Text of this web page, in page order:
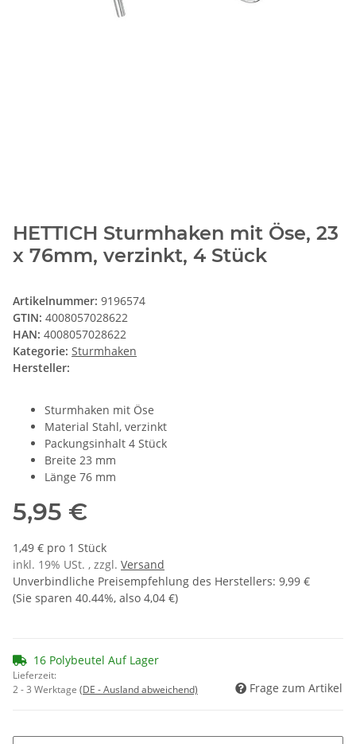
HETTICH Sturmhaken mit Öse, 23
x 76mm, verzinkt, 4 Stück
Artikelnummer: 9196574
GTIN: 4008057028622
HAN: 4008057028622
Kategorie: Sturmhaken
Hersteller:
Sturmhaken mit Öse
Material Stahl, verzinkt
Packungsinhalt 4 Stück
Breite 23 mm
Länge 76 mm
5,95 €
1,49 € pro 1 Stück
inkl. 19% USt. , zzgl. Versand
Unverbindliche Preisempfehlung des Herstellers: 9,99 €
(Sie sparen 40.44%, also 4,04 €)
16 Polybeutel Auf Lager
Lieferzeit:
2 - 3 Werktage (DE - Ausland abweichend) Frage zum Artikel